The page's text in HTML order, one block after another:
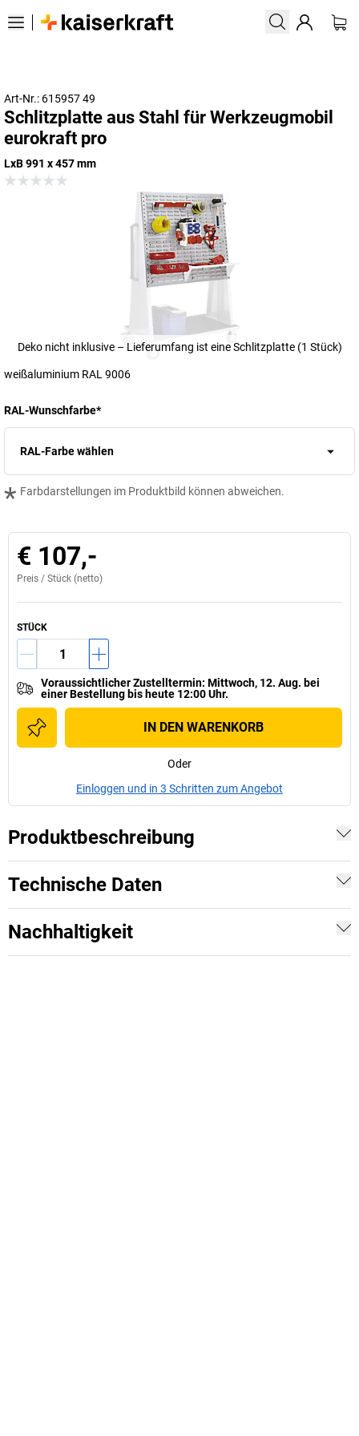
Art-Nr.: 615957 49
Schlitzplatte aus Stahl für Werkzeugmobil
eurokraft pro
LxB 991 x 457 mm
Deko nicht inklusive – Lieferumfang ist eine Schlitzplatte (1 Stück)
weißaluminium RAL 9006
RAL-Wunschfarbe*
RAL-Farbe wählen
* Farbdarstellungen im Produktbild können abweichen.
€ 107,-
Preis / Stück (netto)
STÜCK
Voraussichtlicher Zustelltermin: Mittwoch, 12. Aug. bei
einerBestellung bis heute 12:00 Uhr.
IN DEN WARENKORB
Oder
Einloggen und in 3 Schritten zum Angebot
Produktbeschreibung
Technische Daten
Nachhaltigkeit